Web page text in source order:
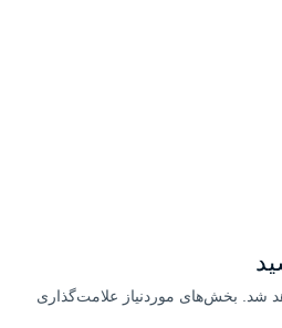
شد.
بخش‌های موردنیاز علامت‌گذاری